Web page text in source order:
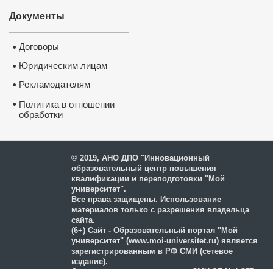
Документы
• Договоры
• Юридическим лицам
• Рекламодателям
• Политика в отношении
обработки
© 2019, АНО ДПО "Инновационный
образовательный центр повышения
квалификации и переподготовки "Мой
университет".
Все права защищены. Использование
материалов только с разрешения владельца
сайта.
(6+) Сайт - Образовательный портал "Мой
университет" (www.moi-universitet.ru) является
зарегистрированным в РФ СМИ (сетевое
издание).